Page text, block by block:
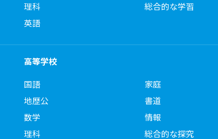
理科
英語
総合的な学習
高等学校
国語
地歴公
数学
理科
家庭
書道
情報
総合的な探究